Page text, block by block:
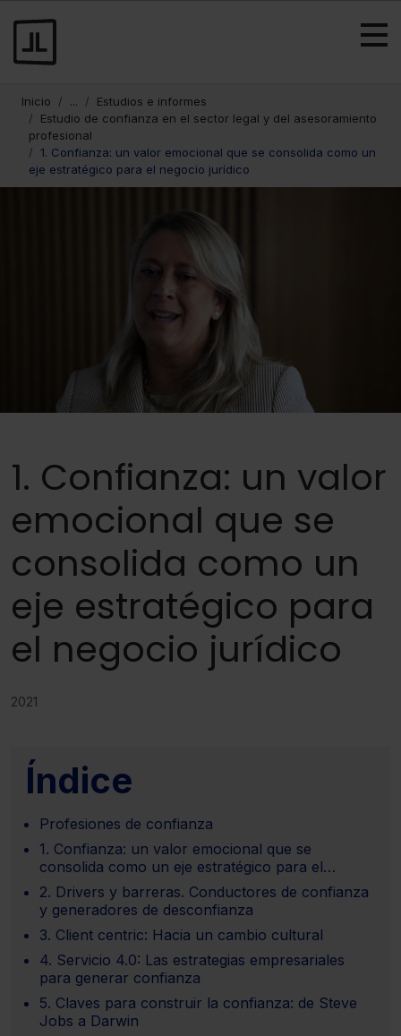
Inicio ...
Estudios e informes
Estudio de confianza en el sector legal y del asesoramiento
profesional
1. Confianza: un valor emocional que se consolida como un
eje estratégico para el negocio jurídico
1. Confianza: un valor
emocional que se
consolida como un
eje estratégico para
el negocio jurídico
2021
Índice
Profesiones de confianza
1. Confianza: un valor emocional que se
consolida como un eje estratégico para el
negocio jurídico
2. Drivers y barreras. Conductores de confianza
y generadores de desconfianza
3. Client centric: Hacia un cambio cultural
4. Servicio 4.0: Las estrategias empresariales
para generar confianza
5. Claves para construir la confianza: de Steve
Jobs a Darwin